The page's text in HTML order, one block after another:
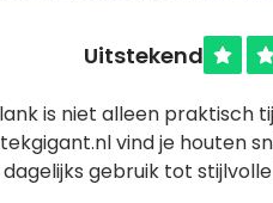
is niet alleen
vind je houten
gebruik tot